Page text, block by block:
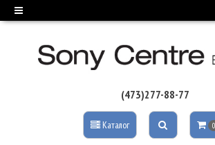
(473)277-88-77
Каталог 0